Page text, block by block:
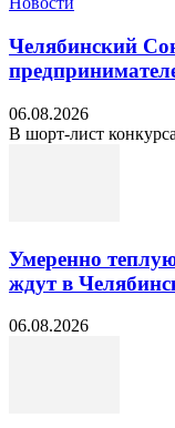
Челябинский
06.08.2026
В шорт‑лист
Умеренно
ждут в
06.08.2026